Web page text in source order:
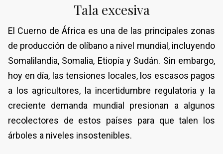
Tala excesiva
El Cuerno de África es una de las principales zonas
de producción de olíbano a nivel mundial, incluyendo
Somalilandia, Somalia, Etiopía y Sudán. Sin embargo,
hoy en día, las tensiones locales, los escasos pagos
a los agricultores, la incertidumbre regulatoria y la
creciente demanda mundial presionan a algunos
recolectores de estos países para que talen los
árboles a niveles insostenibles.